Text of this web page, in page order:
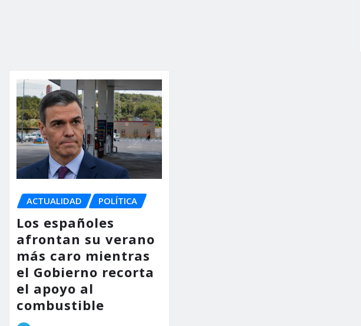
ACTUALIDAD POLÍTICA
Los españoles
afrontan su verano
más caro mientras
el Gobierno recorta
el apoyo al
combustible